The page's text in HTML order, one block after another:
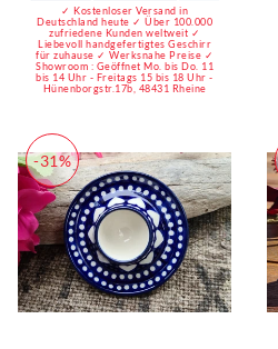
✓ Kostenloser Versand in
Deutschland heute ✓ Über 100.000
zufriedene Kunden weltweit ✓
Liebevoll handgefertigtes Geschirr
für zuhause ✓ Werksnahe Preise ✓
Showroom : Geöffnet Mo. bis Do. 11
bis 14 Uhr - Freitags 15 bis 18 Uhr -
Hünenborgstr.17b, 48431 Rheine
-31%